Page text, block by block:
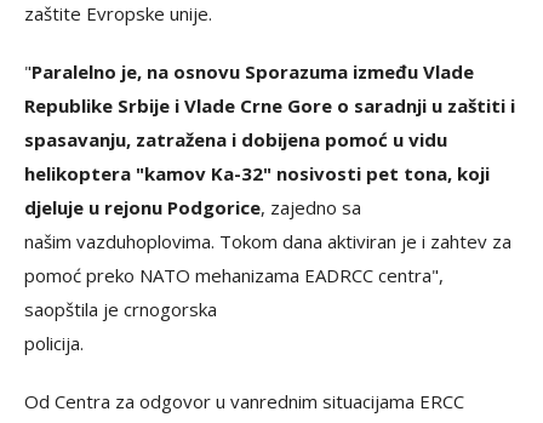
zaštite Evropske unije.
"Paralelno je, na osnovu Sporazuma između Vlade
Republike Srbije i Vlade Crne Gore o saradnji u zaštiti i
spasavanju, zatražena i dobijena pomoć u vidu
helikoptera "kamov Ka-32" nosivosti pet tona, koji
djeluje u rejonu Podgorice, zajedno sa
našim vazduhoplovima. Tokom dana aktiviran je i zahtev za
pomoć preko NATO mehanizama EADRCC centra",
saopštila je crnogorska
policija.
Od Centra za odgovor u vanrednim situacijama ERCC